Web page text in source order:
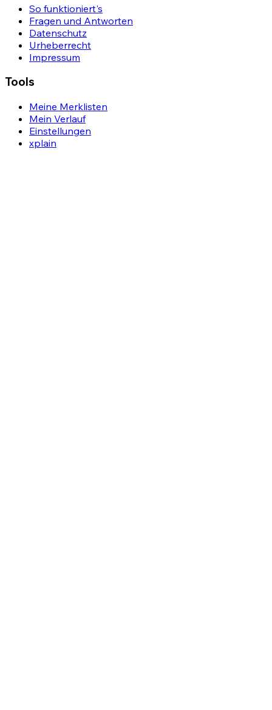
So funktioniert's
Fragen und Antworten
Datenschutz
Urheberrecht
Impressum
Tools
Meine Merklisten
Mein Verlauf
Einstellungen
xplain